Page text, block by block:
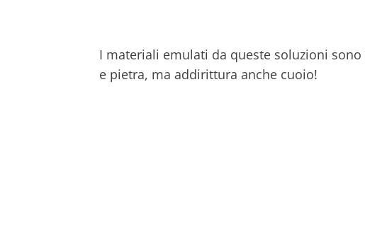
I materiali emulati da queste soluzioni
e pietra, ma addirittura anche cuoio!